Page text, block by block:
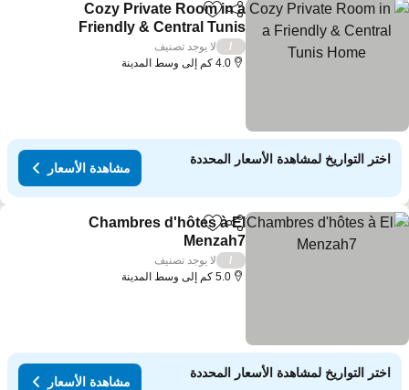
مشاركةAdd to favorites
Cozy Private Room in a
Friendly & Central Tunis
Homeلا يوجد تصنيف
4.0 كم إلى وسط المدينة
اختر التواريخ لمشاهدة الأسعار المحددة
مشاهدة الأسعار
مشاركةAdd to favorites
Chambres d'hôtes à El
Menzah7
لا يوجد تصنيف
5.0 كم إلى وسط المدينة
اختر التواريخ لمشاهدة الأسعار المحددة
مشاهدة الأسعار